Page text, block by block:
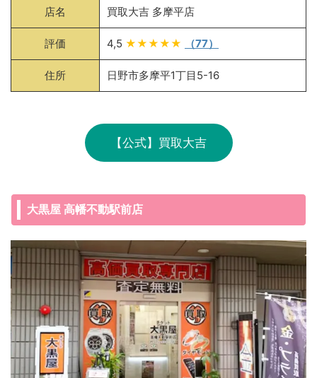
店名 買取大吉 多摩平店
評価 4,5 ★★★★★ （77）
住所 日野市多摩平1丁目5-16
【公式】買取大吉
大黒屋 高幡不動駅前店